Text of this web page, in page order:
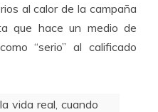
al calor de la campaña
que hace un medio de
“serio” al calificado
real, cuando